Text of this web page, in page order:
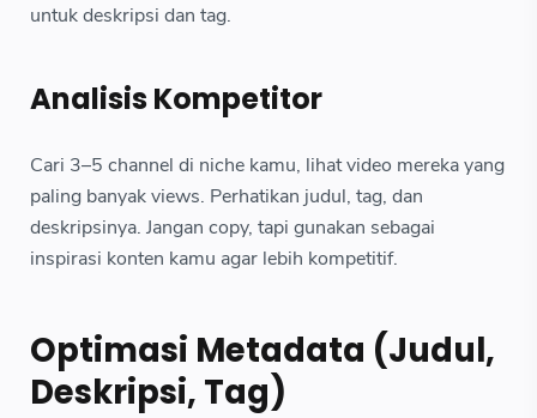
untuk deskripsi dan tag.
Analisis Kompetitor
Cari 3–5 channel di niche kamu, lihat video mereka yang
paling banyak views. Perhatikan judul, tag, dan
deskripsinya. Jangan copy, tapi gunakan sebagai
inspirasi konten kamu agar lebih kompetitif.
Optimasi Metadata (Judul,
Deskripsi, Tag)